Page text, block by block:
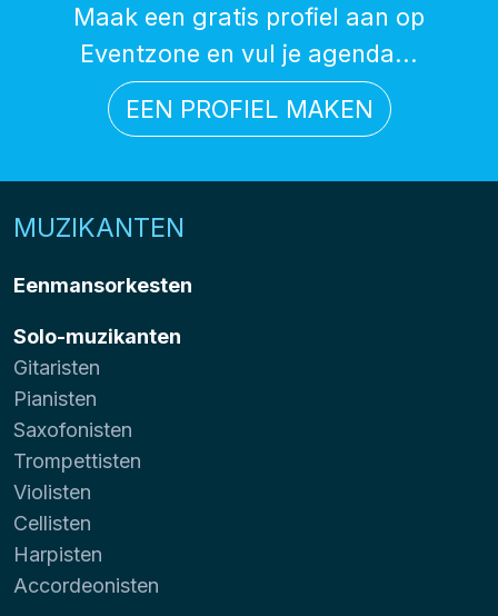
Maak een gratis profiel aan op
Eventzone en vul je agenda...
EEN PROFIEL MAKEN
MUZIKANTEN
Eenmansorkesten
Solo-muzikanten
Gitaristen
Pianisten
Saxofonisten
Trompettisten
Violisten
Cellisten
Harpisten
Accordeonisten